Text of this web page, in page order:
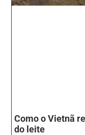
Como o Vietnã
do leite